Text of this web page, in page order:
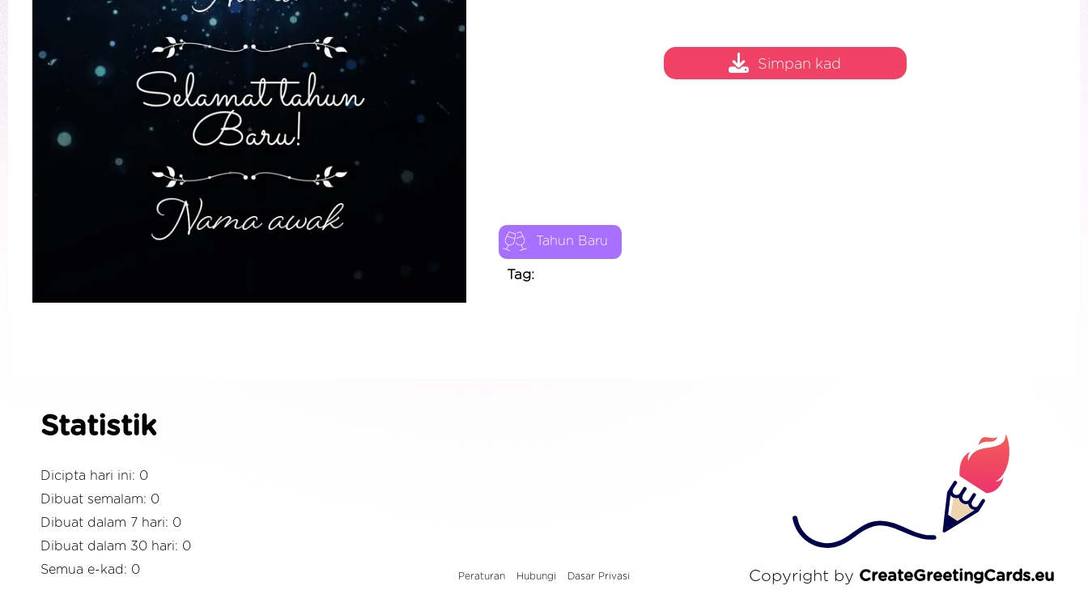
Tahun Baru
Tag:
Simpan kad
Statistik
Dicipta hari ini: 0
Dibuat semalam: 0
Dibuat dalam 7 hari: 0
Dibuat dalam 30 hari: 0
Semua e-kad: 0
Peraturan Hubungi Dasar Privasi Copyright by CreateGreetingCards.eu